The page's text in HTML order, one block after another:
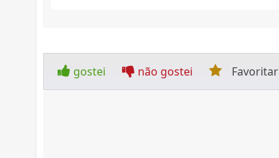
gostei não gostei Favoritar